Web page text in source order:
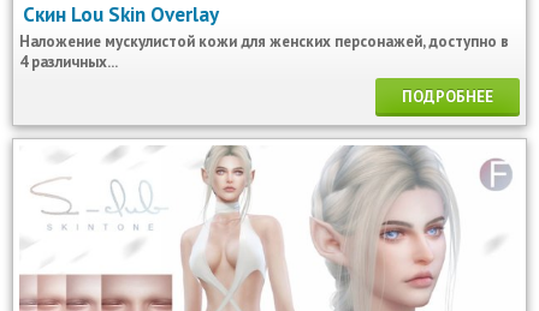
Скин Lou Skin Overlay
Наложение мускулистой кожи для женских персонажей, доступно в
4 различных...
ПОДРОБНЕЕ